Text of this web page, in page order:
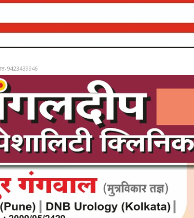
9423439946